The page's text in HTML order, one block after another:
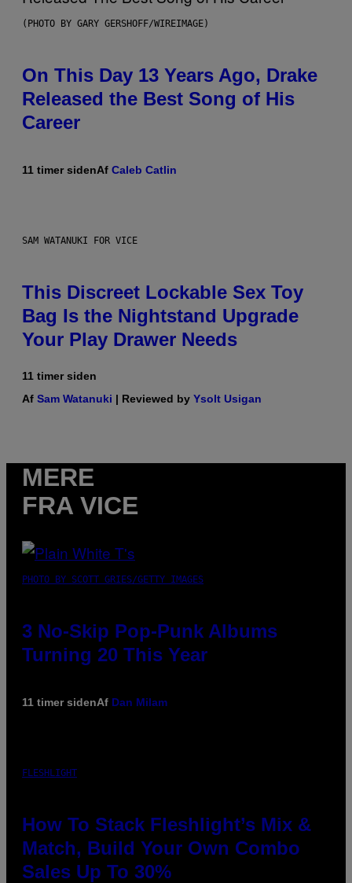
(PHOTO BY GARY GERSHOFF/WIREIMAGE)
On This Day 13 Years Ago, Drake
Released the Best Song of His
Career
11 timer sidenAf Caleb Catlin
SAM WATANUKI FOR VICE
This Discreet Lockable Sex Toy
Bag Is the Nightstand Upgrade
Your Play Drawer Needs
11 timer siden
Af Sam Watanuki | Reviewed by Ysolt Usigan
MERE
FRA VICE
PHOTO BY SCOTT GRIES/GETTY IMAGES
3 No-Skip Pop-Punk Albums
Turning 20 This Year
11 timer sidenAf Dan Milam
FLESHLIGHT
How To Stack Fleshlight’s Mix &
Match, Build Your Own Combo
Sales Up To 30%